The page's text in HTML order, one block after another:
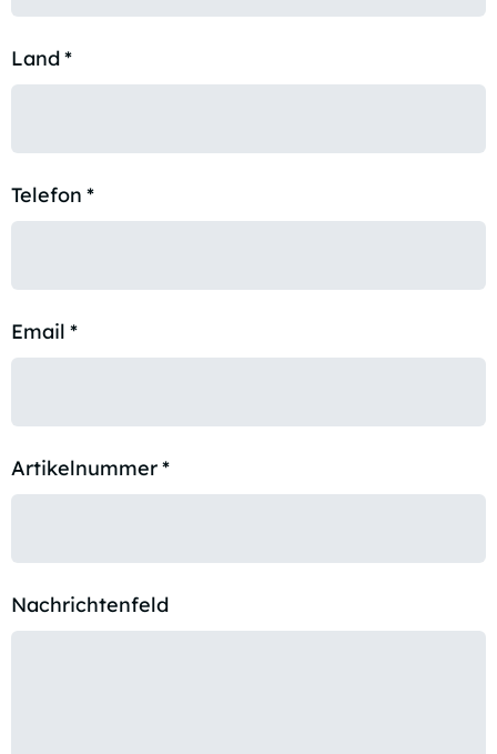
Land*
Telefon *
Email *
Artikelnummer*
Nachrichtenfeld